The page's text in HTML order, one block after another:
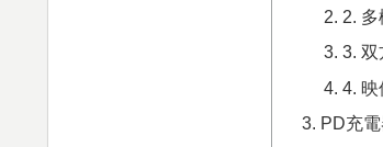
2.
3.
4.
PD充